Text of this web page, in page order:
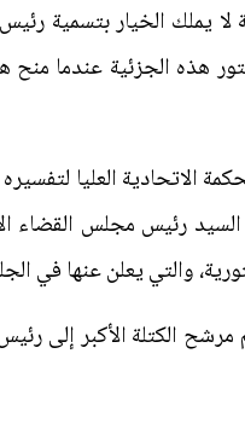
يملك الخيار بتسمية
الجزئية عندما منح هذا
الاتحادية العليا
رئيس مجلس القضاء
والتي يعلن عنها في
مرشح الكتلة الأكبر إلى